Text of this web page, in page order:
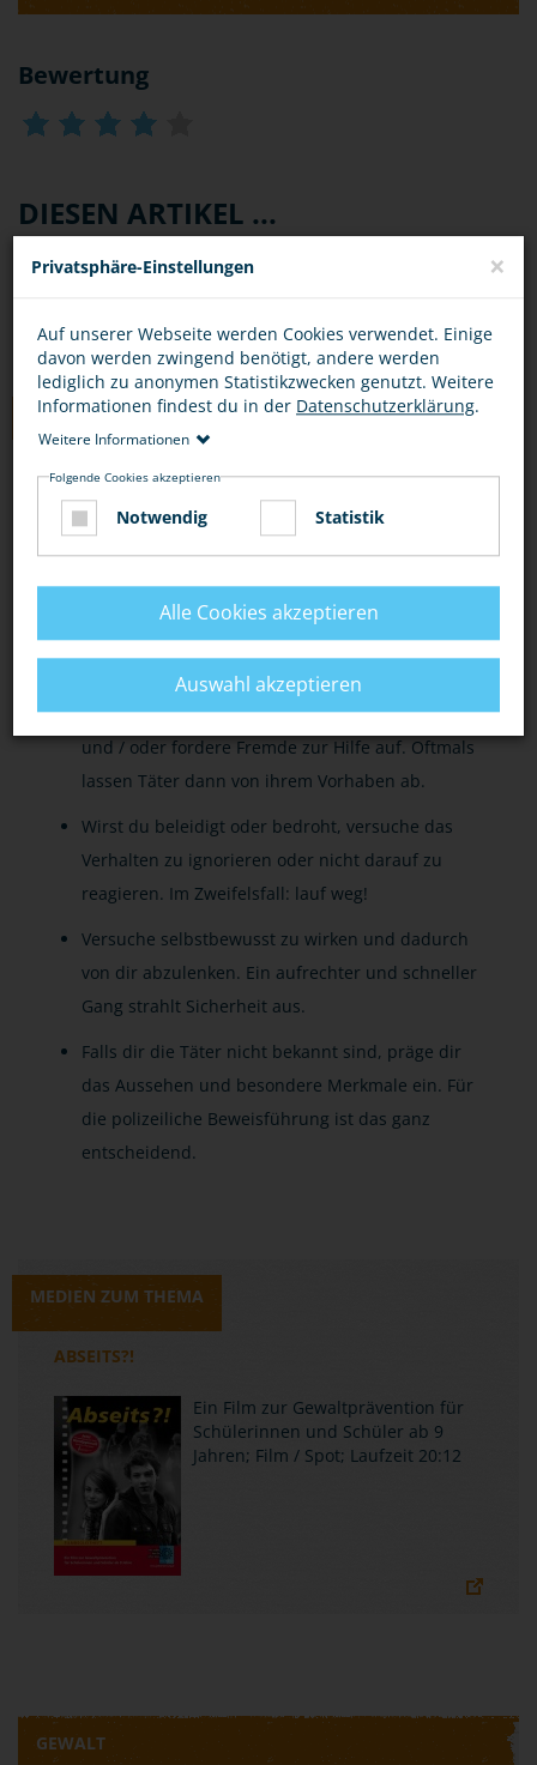
Bewertung
DIESEN ARTIKEL ...
TIPPS
SITUATIONEN OPFER TÄTER
gewaltbereite Cliquen aufhalten. Dies gilt auch
für abgelegene Straßen, Wege und Plätze -
Kommst du in eine Notsituation, schreie laut
und / oder fordere Fremde zur Hilfe auf. Oftmals
lassen Täter dann von ihrem Vorhaben ab.
Wirst du beleidigt oder bedroht, versuche das
Verhalten zu ignorieren oder nicht darauf zu
reagieren. Im Zweifelsfall: lauf weg!
Versuche selbstbewusst zu wirken und dadurch
von dir abzulenken. Ein aufrechter und schneller
Gang strahlt Sicherheit aus.
Falls dir die Täter nicht bekannt sind, präge dir
das Aussehen und besondere Merkmale ein. Für
die polizeiliche Beweisführung ist das ganz
entscheidend.
MEDIEN ZUM THEMA
ABSEITS?!
Ein Film zur Gewaltprävention für
Schülerinnen und Schüler ab 9
Jahren; Film / Spot; Laufzeit 20:12
GEWALT
Privatsphäre-Einstellungen ×
Auf unserer Webseite werden Cookies verwendet. Einige
davon werden zwingend benötigt, andere werden
lediglich zu anonymen Statistikzwecken genutzt. Weitere
Informationen findest du in der Datenschutzerklärung.
Weitere Informationen
Folgende Cookies akzeptieren
Notwendig Statistik
Alle Cookies akzeptieren
Auswahl akzeptieren